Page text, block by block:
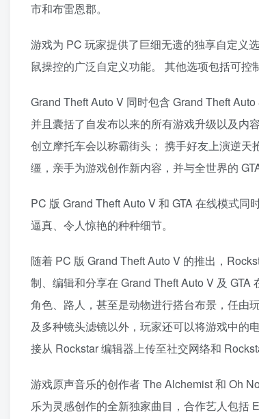
市和布雷恩郡。
游戏为 PC 玩家提供了巨细无遗的独享自定义
鼠操控的广泛自定义功能。 其他选项包括可控
Grand Theft Auto V 同时包含 Grand Theft
并且囊括了自发布以来的所有游戏升级以及内
创立摩托车会以称霸街头； 携手好友上演逆
缰，亲手为游戏创作新内容，并与全世界的
PC 版 Grand Theft Auto V 和 GTA 在线模式
逼真、令人惊艳的种种细节。
随着 PC 版 Grand Theft Auto V 的推出，
制、编辑和分享在 Grand Theft Auto V 及
角色、路人，甚至是动物进行搭台布景，任由
及多种镜头滤镜以外，玩家还可以将游戏中的
接从 Rockstar 编辑器上传至社交网络和
游戏原声音乐的创作者 The Alchemist 和 Oh
乐为灵感创作的全新独家曲目，合作艺人包括